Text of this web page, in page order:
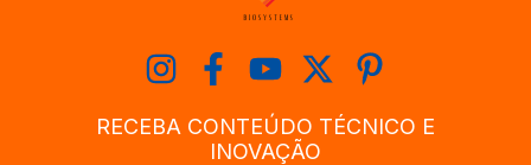
RECEBA CONTEÚDO TÉCNICO E
INOVAÇÃO